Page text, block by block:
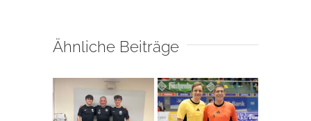
Ähnliche Beiträge